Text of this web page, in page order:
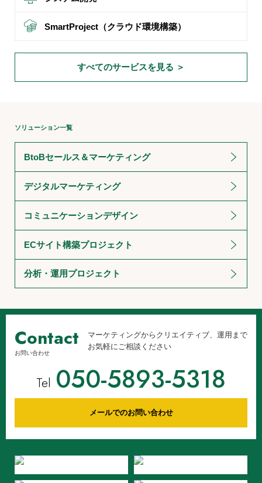
SmartProject（クラウド環境構築）
すべてのサービスを見る ＞
ソリューション一覧
BtoBセールス＆マーケティング
デジタルマーケティング
コミュニケーションデザイン
ECサイト構築プロジェクト
分析・運用プロジェクト
Contact
お問い合わせ
マーケティングからクリエイティブ、運用まで
お気軽にご相談ください
Tel 050-5893-5318
メールでのお問い合わせ